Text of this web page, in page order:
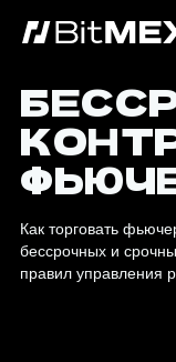
Как торговать
бессрочных и
правил управления